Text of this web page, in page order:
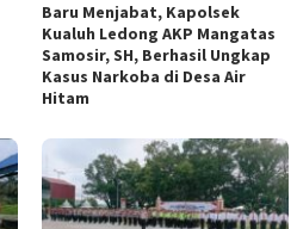
Baru Menjabat, Kapolsek
Kualuh Ledong AKP Mangatas
Samosir, SH, Berhasil Ungkap
Kasus Narkoba di Desa Air
Hitam